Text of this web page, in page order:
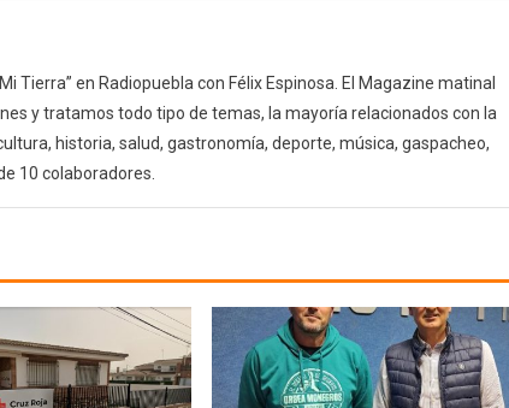
Tierra” en Radiopuebla con Félix Espinosa. El Magazine matinal
y tratamos todo tipo de temas, la mayoría relacionados con la
historia, salud, gastronomía, deporte, música, gaspacheo,
10 colaboradores.